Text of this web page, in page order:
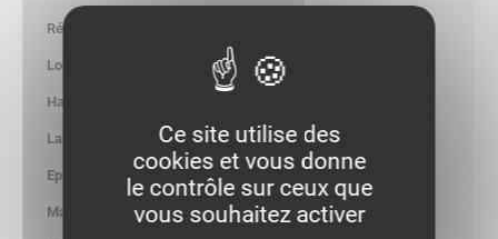
0.700
Ce site utilise des
cookies et vous donne
le contrôle sur ceux que
vous souhaitez activer